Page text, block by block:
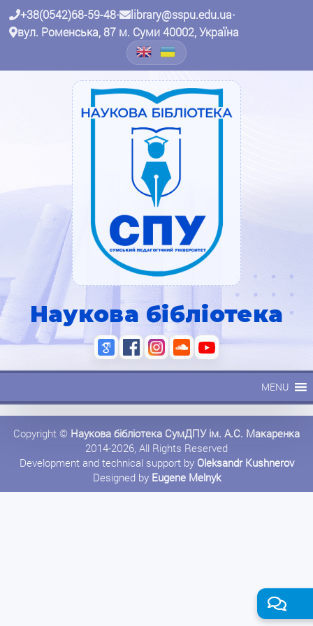
+38(0542)68-59-48• library@sspu.edu.ua•
вул. Роменська, 87 м. Суми 40002, Україна
Наукова бібліотека
MENU
Copyright © Наукова бібліотека СумДПУ ім. А.С. Макаренка
2014-2026, All Rights Reserved
Development and technical support by Oleksandr Kushnerov
Designed by Eugene Melnyk